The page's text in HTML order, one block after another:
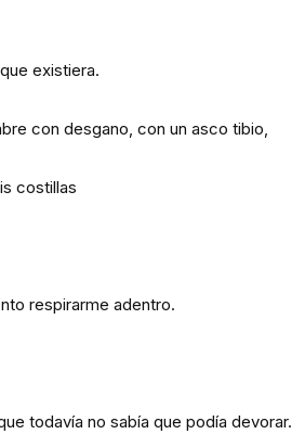
existiera.
con desgano, con un asco tibio,
costillas
respirarme adentro.
todavía no sabía que podía devorar.